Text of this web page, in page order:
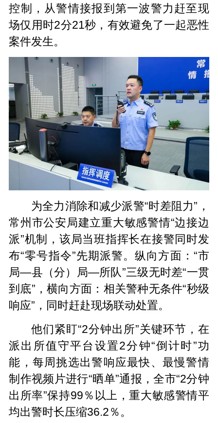
控制，从警情接报到第一波警力赶至现
场仅用时2分21秒，有效避免了一起恶性
案件发生。
为全力消除和减少派警“时差阻力”，
常州市公安局建立重大敏感警情“边接边
派”机制，该局当班指挥长在接警同时发
布“零号指令”先期派警。纵向方面：“市
局—县（分）局—所队”三级无时差“一贯
到底”，横向方面：相关警种无条件“秒级
响应”，同时赶赴现场联动处置。
他们紧盯“2分钟出所”关键环节，在
派出所值守平台设置2分钟“倒计时”功
能，每周挑选出警响应最快、最慢警情
制作视频片进行“晒单”通报，全市“2分钟
出所率”保持99％以上，重大敏感警情平
均出警时长压缩36.2％。